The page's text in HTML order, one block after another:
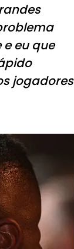
eu que
jogadores